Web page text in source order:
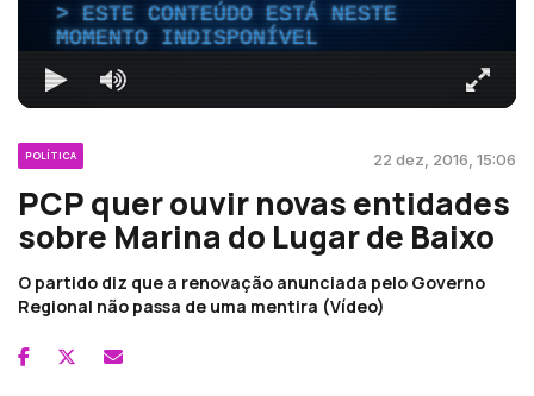
ESTE CONTEÚDO ESTÁ NESTE
MOMENTO INDISPONÍVEL
POLÍTICA 22 dez, 2016, 15:06
PCP quer ouvir novas entidades
sobre Marina do Lugar de Baixo
O partido diz que a renovação anunciada pelo Governo
Regional não passa de uma mentira (Vídeo)